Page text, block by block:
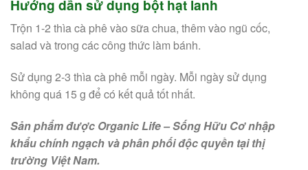
Hướng dẫn sử dụng bột hạt lanh
Trộn 1-2 thìa cà phê vào sữa chua, thêm vào ngũ cốc,
salad và trong các công thức làm bánh.
Sử dụng 2-3 thìa cà phê mỗi ngày. Mỗi ngày sử dụng
không quá 15 g để có kết quả tốt nhất.
Sản phẩm được Organic Life – Sống Hữu Cơ nhập
khẩu chính ngạch và phân phối độc quyền tại thị
trường Việt Nam.